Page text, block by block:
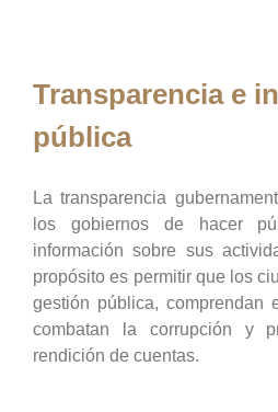
Transparencia e
pública
La transparencia
los gobiernos de hacer
información sobre sus
propósito es permitir que los
gestión pública, comprendan
combatan la corrupción y
rendición de cuentas.